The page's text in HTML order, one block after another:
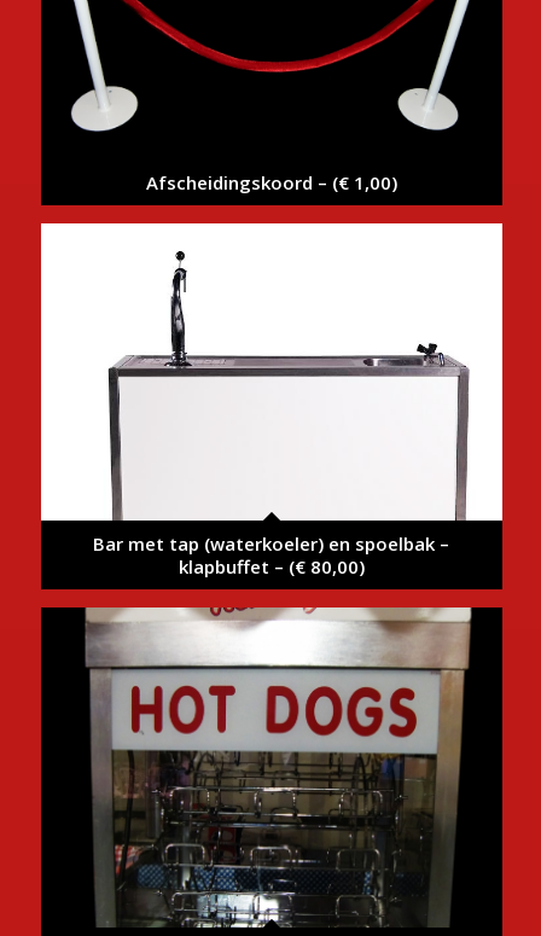
Afscheidingskoord – (€ 1,00)
Bar met tap (waterkoeler) en spoelbak –
klapbuffet – (€ 80,00)